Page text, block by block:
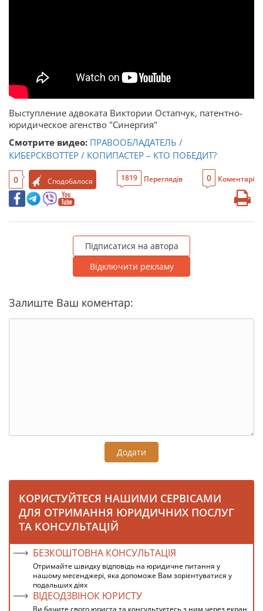
Выступление адвоката Виктории Остапчук, патентно-
юридическое агенство "Синергия"
Смотрите видео: ПРАВООБЛАДАТЕЛЬ /
КИБЕРСКВОТТЕР / КОПИПАСТЕР – КТО ПОБЕДИТ?
0 Сподобалося 1819 Переглядів 0 Коментарі
Підписатися на автора
Відключити рекламу
Залиште Ваш коментар:
Додати
КОРИСТУЙТЕСЯ НАШИМИ СЕРВІСАМИ
ДЛЯ ОТРИМАННЯ ЮРИДИЧНИХ ПОСЛУГ
ТА КОНСУЛЬТАЦІЙ
БЕЗКОШТОВНА КОНСУЛЬТАЦІЯ
Отримайте швидку відповідь на юридичне питання у
нашому месенджері, яка допоможе Вам зорієнтуватися у
подальших діях
ВІДЕОДЗВІНОК ЮРИСТУ
Ви бачите свого юриста та консультуєтесь з ним через екран